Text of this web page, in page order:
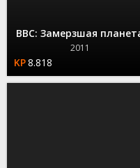
BBC: Замерзшая
2011
8.818